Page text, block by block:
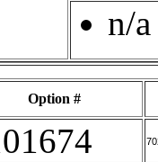
n/a
Option #